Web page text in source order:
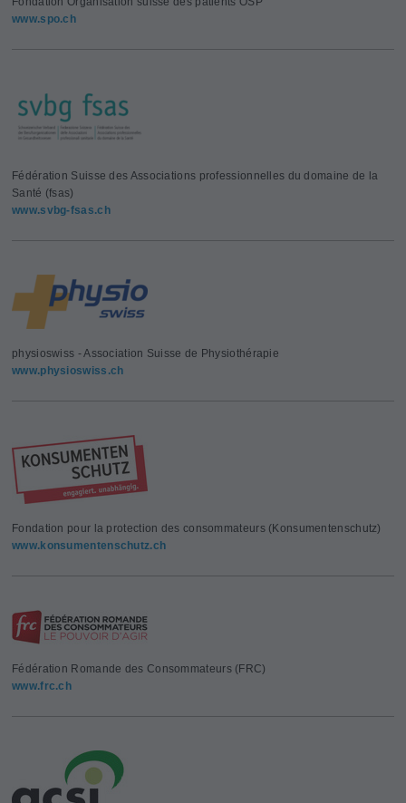
www.spo.ch
Fédération Suisse des Associations professionnelles du domaine de la
Santé (fsas)
www.svbg-fsas.ch
physioswiss - Association Suisse de Physiothérapie
www.physioswiss.ch
Fondation pour la protection des consommateurs (Konsumentenschutz)
www.konsumentenschutz.ch
Fédération Romande des Consommateurs (FRC)
www.frc.ch